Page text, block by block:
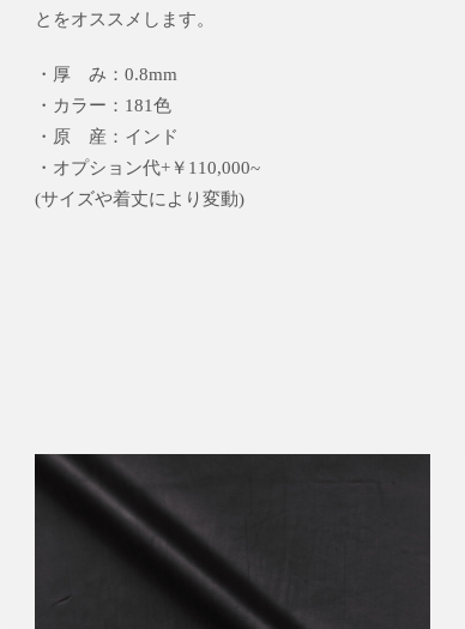
とをオススメします。
・厚 み：0.8mm
・カラー：181色
・原 産：インド
・オプション代+￥110,000~
(サイズや着丈により変動)